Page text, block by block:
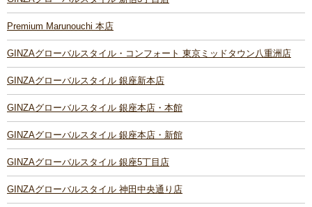
Premium Marunouchi 本店
GINZAグローバルスタイル・コンフォート 東京ミッドタウン八重洲店
GINZAグローバルスタイル 銀座新本店
GINZAグローバルスタイル 銀座本店・本館
GINZAグローバルスタイル 銀座本店・新館
GINZAグローバルスタイル 銀座5丁目店
GINZAグローバルスタイル 神田中央通り店